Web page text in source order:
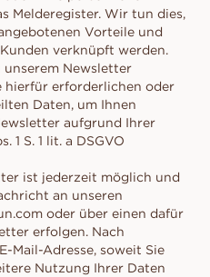
Melderegister. Wir tun dies,
Vorteile und
verknüpft werden.
unserem Newsletter
hierfür erforderlichen oder
Daten, um Ihnen
aufgrund Ihrer
1 S. 1 lit. a DSGVO
ist jederzeit möglich und
an unseren
oder über einen dafür
erfolgen. Nach
Mail-Adresse, soweit Sie
Nutzung Ihrer Daten